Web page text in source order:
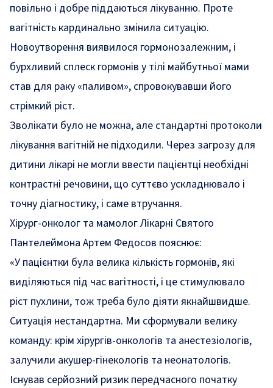
повільно і добре піддаються лікуванню. Проте
вагітність кардинально змінила ситуацію.
Новоутворення виявилося гормонозалежним, і
бурхливий сплеск гормонів у тілі майбутньої мами
став для раку «паливом», спровокувавши його
стрімкий ріст.
Зволікати було не можна, але стандартні протоколи
лікування вагітній не підходили. Через загрозу для
дитини лікарі не могли ввести пацієнтці необхідні
контрастні речовини, що суттєво ускладнювало і
точну діагностику, і саме втручання.
Хірург-онколог та мамолог Лікарні Святого
Пантелеймона Артем Федосов пояснює:
«У пацієнтки була велика кількість гормонів, які
виділяються під час вагітності, і це стимулювало
ріст пухлини, тож треба було діяти якнайшвидше.
Ситуація нестандартна. Ми сформували велику
команду: крім хірургів-онкологів та анестезіологів,
залучили акушер-гінекологів та неонатологів.
Існував серйозний ризик передчасного початку